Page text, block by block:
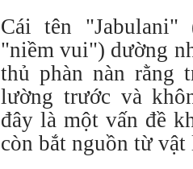
Cái tên
"niềm vui") dường
thủ phàn nàn rằng
lường trước và
đây là một vấn đề
còn bắt nguồn từ